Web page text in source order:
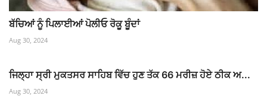
ਬੱਚਿਆਂ ਨੂੰ ਪਿਲਾਈਆਂ ਪੋਲੀਓ ਰੋਕੂ ਬੂੰਦਾਂ
Aug 30, 2024
ਜਿਲ੍ਹਾ ਸ੍ਰੀ ਮੁਕਤਸਰ ਸਾਹਿਬ ਵਿੱਚ ਹੁਣ ਤੱਕ 66 ਮਰੀਜ਼ ਹੋਏ ਠੀਕ ਅ...
Aug 30, 2024